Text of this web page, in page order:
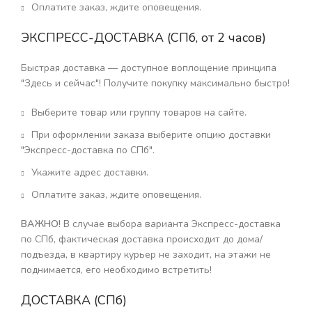
Оплатите заказ, ждите оповещения.
ЭКСПРЕСС-ДОСТАВКА (СПб, от 2 часов)
Быстрая доставка — доступное воплощение принципа
"Здесь и сейчас"! Получите покупку максимально быстро!
Выберите товар или группу товаров на сайте.
При оформлении заказа выберите опцию доставки
"Экспресс-доставка по СПб".
Укажите адрес доставки.
Оплатите заказ, ждите оповещения.
ВАЖНО! В случае выбора варианта Экспресс-доставка
по СПб, фактическая доставка происходит до дома/
подъезда, в квартиру курьер не заходит, на этажи не
поднимается, его необходимо встретить!
ДОСТАВКА (СПб)